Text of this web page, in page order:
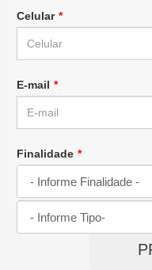
Celular *
E-mail *
Finalidade *
Tipo *